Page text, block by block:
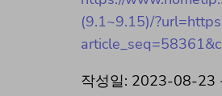
(9.1~9.15)/
작성일: 2023-08-23